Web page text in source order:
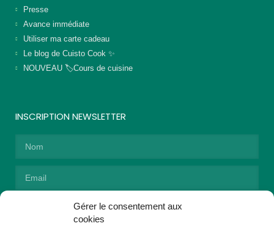
Gérer le consentement aux
cookies
Presse
Avance immédiate
Utiliser ma carte cadeau
Le blog de Cuisto Cook ✨
NOUVEAU 🏷️Cours de cuisine
INSCRIPTION NEWSLETTER
ENVOYER